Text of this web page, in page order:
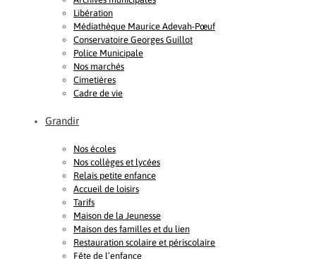
Libération
Médiathèque Maurice Adevah-Pœuf
Conservatoire Georges Guillot
Police Municipale
Nos marchés
Cimetières
Cadre de vie
Grandir
Nos écoles
Nos collèges et lycées
Relais petite enfance
Accueil de loisirs
Tarifs
Maison de la Jeunesse
Maison des familles et du lien
Restauration scolaire et périscolaire
Fête de l’enfance